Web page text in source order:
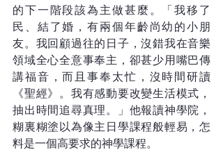
的下一階段該為主做甚麼。「我移了
民、結了婚，有兩個年齡尚幼的小朋
友。我回顧過往的日子，沒錯我在音樂
領域全心全意事奉主，卻甚少用嘴巴傳
講福音，而且事奉太忙，沒時間研讀
《聖經》。我有感動要改變生活模式，
抽出時間追尋真理。」他報讀神學院，
糊裏糊塗以為像主日學課程般輕易，怎
料是一個高要求的神學課程。